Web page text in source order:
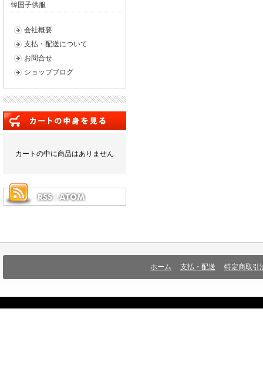
韓国子供服
会社概要
支払・配送について
お問合せ
ショップブログ
カートの中に商品はありません
ホーム 支払・配送 特定商取引